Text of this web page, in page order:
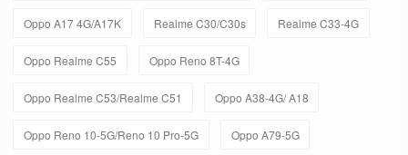
Oppo A17 4G/A17K Realme C30/C30s Realme C33-4G
Oppo Realme C55 Oppo Reno 8T-4G
Oppo Realme C53/Realme C51 Oppo A38-4G/ A18
Oppo Reno 10-5G/Reno 10 Pro-5G Oppo A79-5G